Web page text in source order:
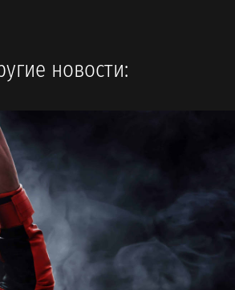
новости: